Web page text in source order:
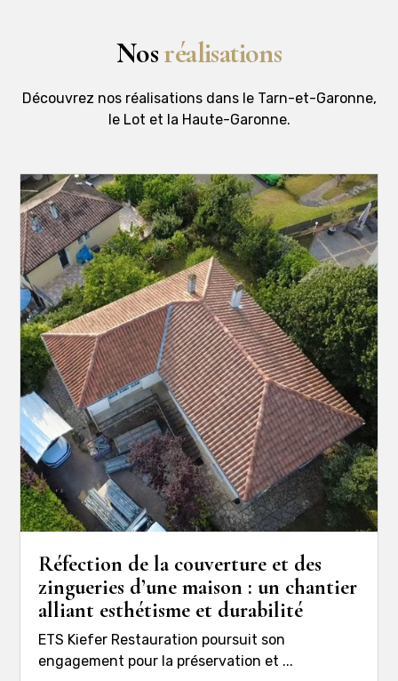
Nosréalisations
Découvrez nos réalisations dans le Tarn-et-Garonne,
le Lot et la Haute-Garonne.
Réfection de la couverture et des
zingueries d’une maison : un chantier
alliant esthétisme et durabilité
ETS Kiefer Restauration poursuit son
engagement pour la préservation et ...